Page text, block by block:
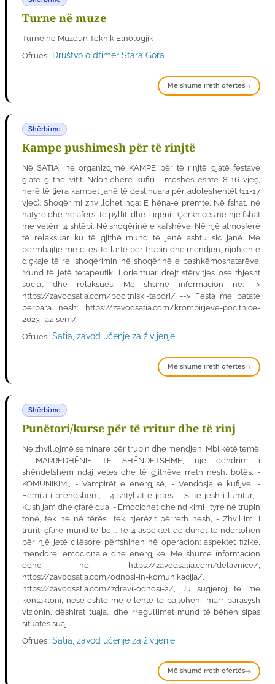
Turne në muze
Turne në Muzeun Teknik Etnologjik
Ofruesi: Društvo oldtimer Stara Gora
Më shumë rreth ofertës
Shërbime
Kampe pushimesh për të rinjtë
Në SATIA, ne organizojmë KAMPE për të rinjtë gjatë festave
gjatë gjithë vitit. Ndonjëherë kufiri i moshës është 8-16 vjeç,
herë të tjera kampet janë të destinuara për adoleshentët (11-17
vjeç). Shoqërimi zhvillohet nga: E hëna-e premte. Në fshat, në
natyrë dhe në afërsi të pyllit, dhe Liqeni i Çerknicës në një fshat
me vetëm 4 shtëpi. Në shoqërinë e kafshëve. Në një atmosferë
të relaksuar ku të gjithë mund të jenë ashtu siç janë. Me
përmbajtje me cilësi të lartë për trupin dhe mendjen, njohjen e
diçkaje të re, shoqërimin në shoqërinë e bashkëmoshatarëve.
Mund të jetë terapeutik, i orientuar drejt stërvitjes ose thjesht
social dhe relaksues. Më shumë informacion në: ->
https://zavodsatia.com/pocitniski-tabori/ --> Festa me patate
përpara nesh: https://zavodsatia.com/krompirjeve-pocitnice-
2023-jaz-sem/
Ofruesi: Satia, zavod učenje za življenje
Më shumë rreth ofertës
Shërbime
Punëtori/kurse për të rritur dhe të rinj
Ne zhvillojmë seminare për trupin dhe mendjen. Mbi këtë temë:
- MARRËDHËNIE TË SHËNDETSHME, një qëndrim i
shëndetshëm ndaj vetes dhe të gjithëve rreth nesh, botës, -
KOMUNIKIMI, - Vampirët e energjisë, - Vendosja e kufijve, -
Fëmija i brendshëm, - 4 shtyllat e jetës, - Si të jesh i lumtur, -
Kush jam dhe çfarë dua, - Emocionet dhe ndikimi i tyre në trupin
tonë, tek ne në tërësi, tek njerëzit përreth nesh, - Zhvillimi i
trurit, çfarë mund të bëj... Të 4 aspektet që duhet të ndërtohen
për një jetë cilësore përfshihen në operacion: aspektet fizike,
mendore, emocionale dhe energjike. Më shumë informacion
edhe në: https://zavodsatia.com/delavnice/,
https://zavodsatia.com/odnosi-in-komunikacija/,
https://zavodsatia.com/zdravi-odnosi-2/, Ju sugjeroj të më
kontaktoni, nëse është më e lehtë të pajtoheni, marr parasysh
vizionin, dëshirat tuaja... dhe rregullimet mund të bëhen sipas
situatës suaj,.. .
Ofruesi: Satia, zavod učenje za življenje
Më shumë rreth ofertës